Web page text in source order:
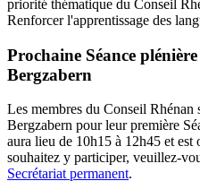
priorité thématique du Conseil
Renforcer l'apprentissage des
Prochaine Séance
Bergzabern
Les membres du Conseil
Bergzabern pour leur première
aura lieu de 10h15 à 12h45 et
souhaitez y participer, veuillez-
Secrétariat permanent.